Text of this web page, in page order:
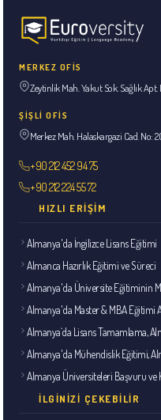
MERKEZ OFİS
Zeytinlik Mah. Yakut Sok. Sağlık
ŞİŞLİ OFİS
Merkez Mah. Halaskargazi Cad. No:
+90 212 452 94 75
+90 212 224 55 72
HIZLI ERIŞIM
Almanya'da İngilizce Lisans Eğitimi
Almanca Hazırlık Eğitimi ve Süreci
Almanya'da Üniversite Eğitiminin
Almanya'da Master & MBA Eğitimi
Almanya`da Lisans Tamamlama,
Almanya'da Mühendislik Eğitimi,
Almanya Üniversiteleri Başvuru ve
İLGINIZI ÇEKEBILIR